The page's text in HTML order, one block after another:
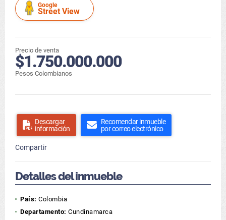
Google
Street View
Precio de venta
$1.750.000.000
Pesos Colombianos
Descargar
información
Recomendar inmueble
por correo electrónico
Compartir
Detalles del inmueble
País: Colombia
Departamento: Cundinamarca